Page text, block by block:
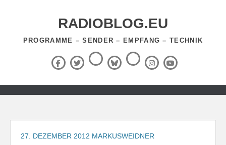
RADIOBLOG.EU
PROGRAMME – SENDER – EMPFANG – TECHNIK
Facebook
X
(Twitter)
ThreadsBlueSky
RSS-
Feed InstagramYouTube
Zum
springen
27. DEZEMBER 2012 MARKUSWEIDNER